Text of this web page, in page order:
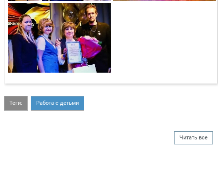
Теги: Работа с детьми
Читать все